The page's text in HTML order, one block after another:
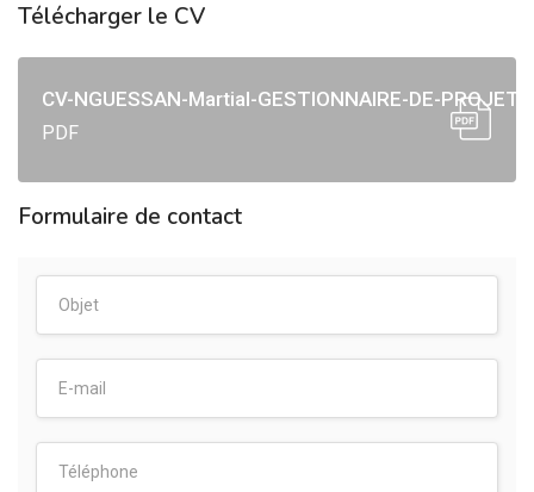
Télécharger le CV
CV-NGUESSAN-Martial-GESTIONNAIRE-DE-PROJET
PDF
Formulaire de contact